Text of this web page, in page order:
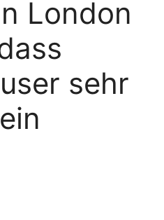
London
sehr